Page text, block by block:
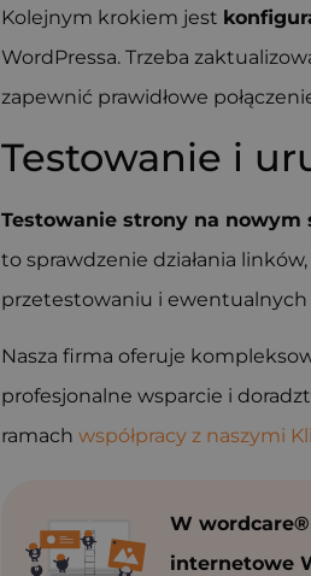
Kolejnym krokiem jest
WordPressa. Trzeba
zapewnić prawidłowe
Testowanie i
Testowanie strony na nowym
to sprawdzenie działania
przetestowaniu i
Nasza firma oferuje
profesjonalne wsparcie i
ramachwspółpracy z naszymi
W
internetowe